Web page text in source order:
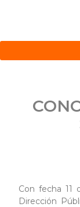
Con fecha 11
Dirección